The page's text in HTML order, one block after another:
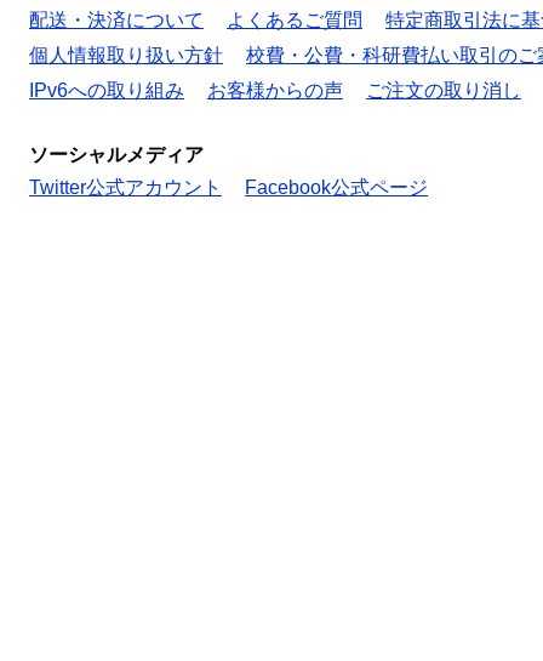
配送・決済について
よくあるご質問
特定商取引法に
個人情報取り扱い方針
校費・公費・科研費払い取引のご
IPv6への取り組み
お客様からの声 ご注文の取り消し
ソーシャルメディア
Twitter公式アカウント
Facebook公式ページ